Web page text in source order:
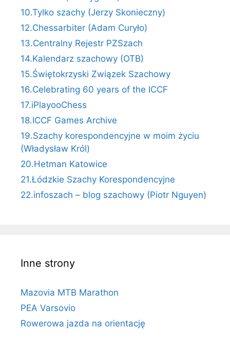
10.Tylko szachy (Jerzy Skonieczny)
12.Chessarbiter (Adam Curyło)
13.Centralny Rejestr PZSzach
14.Kalendarz szachowy (OTB)
15.Świętokrzyski Związek Szachowy
16.Celebrating 60 years of the ICCF
17.iPlayooChess
18.ICCF Games Archive
19.Szachy korespondencyjne w moim życiu
(Władysław Król)
20.Hetman Katowice
21.Łódzkie Szachy Korespondencyjne
22.infoszach – blog szachowy (Piotr Nguyen)
Inne strony
Mazovia MTB Marathon
PEA Varsovio
Rowerowa jazda na orientację